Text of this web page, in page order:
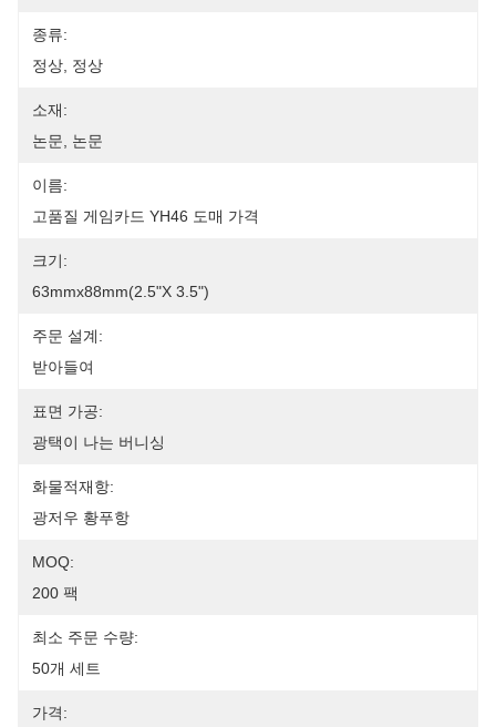
종류:
정상, 정상
소재:
논문, 논문
이름:
고품질 게임카드 YH46 도매 가격
크기:
63mmx88mm(2.5"x 3.5")
주문 설계:
받아들여
표면 가공:
광택이 나는 버니싱
화물적재항:
광저우 황푸항
MOQ:
200 팩
최소 주문 수량:
50개 세트
가격: